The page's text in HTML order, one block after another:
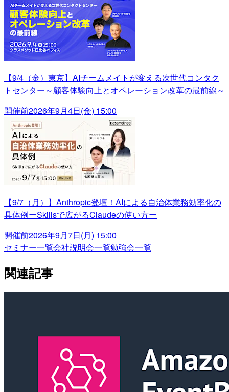
【9/4（金）東京】AIチームメイトが変える次世代コンタク
トセンター～顧客体験向上とオペレーション改革の最前線～
開催前2026年9月4日(金) 15:00
【9/7（月）】Anthropic登壇！AIによる自治体業務効率化の
具体例ーSkillsで広がるClaudeの使い方ー
開催前2026年9月7日(月) 15:00
セミナー一覧会社説明会一覧勉強会一覧
関連記事